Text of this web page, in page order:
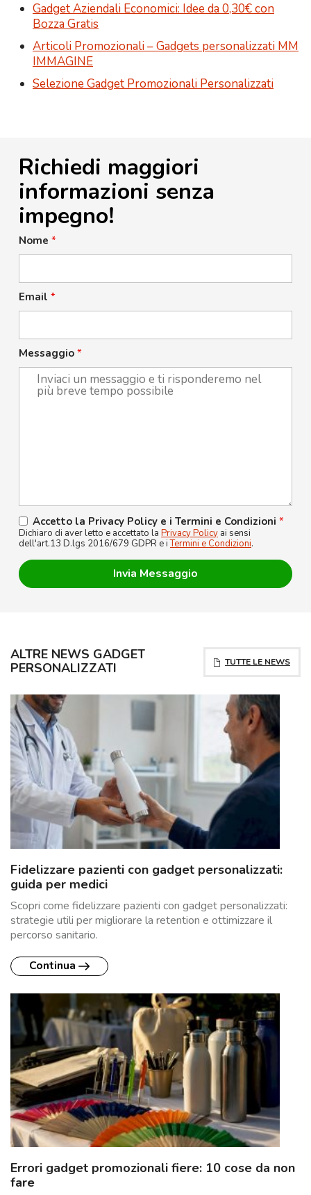
Gadget Aziendali Economici: Idee da 0,30€ con
Bozza Gratis
Articoli Promozionali – Gadgets personalizzati MM
IMMAGINE
Selezione Gadget Promozionali Personalizzati
Richiedi maggiori
informazioni senza
impegno!
Nome *
Email *
Messaggio *
Accetto la Privacy Policy e i Termini e Condizioni *
Dichiaro di aver letto e accettato la Privacy Policy ai sensi
dell'art.13 D.lgs 2016/679 GDPR e iTermini e Condizioni.
TUTTE LE NEWS
ALTRE NEWS GADGET
PERSONALIZZATI
Fidelizzare pazienti con gadget personalizzati:
guida per medici
Scopri come fidelizzare pazienti con gadget personalizzati:
strategie utili per migliorare la retention e ottimizzare il
percorso sanitario.
Continua
Errori gadget promozionali fiere: 10 cose da non
fare